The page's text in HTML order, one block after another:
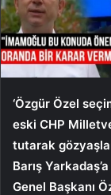
‘Özgür Özel
eski CHP
tutarak
Barış
Genel Başkanı